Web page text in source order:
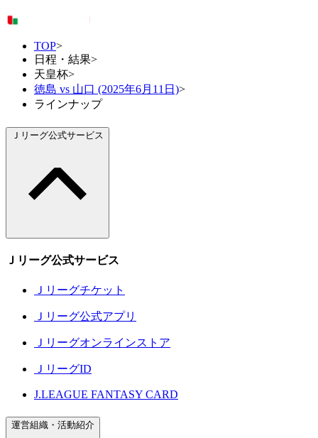
TOP>
日程・結果>
天皇杯>
徳島 vs 山口 (2025年6月11日)>
ラインナップ
Ｊリーグ公式サービス
Ｊリーグ公式サービス
Ｊリーグチケット
Ｊリーグ公式アプリ
Ｊリーグオンラインストア
ＪリーグID
J.LEAGUE FANTASY CARD
運営組織・活動紹介